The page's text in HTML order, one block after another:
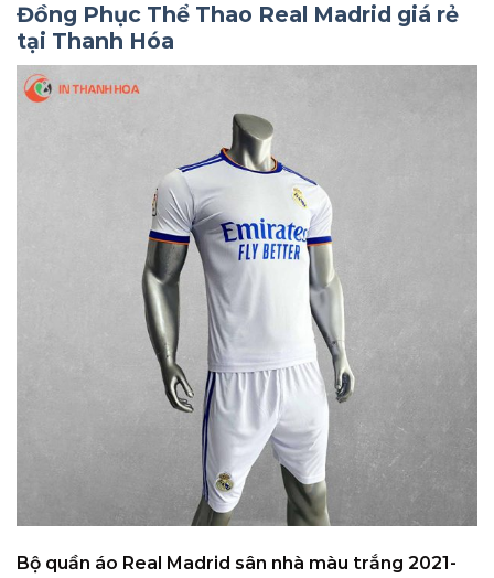
Đồng Phục Thể Thao Real Madrid giá rẻ
tại Thanh Hóa
Bộ quần áo Real Madrid sân nhà màu trắng 2021-